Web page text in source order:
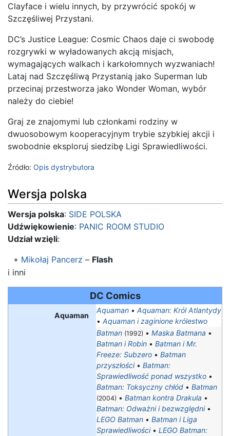
Clayface i wielu innych, by przywrócić spokój w
Szczęśliwej Przystani.
DC’s Justice League: Cosmic Chaos daje ci swobodę
rozgrywki w wyładowanych akcją misjach,
wymagających walkach i karkołomnych wyzwaniach!
Lataj nad Szczęśliwą Przystanią jako Superman lub
przecinaj przestworza jako Wonder Woman, wybór
należy do ciebie!
Graj ze znajomymi lub członkami rodziny w
dwuosobowym kooperacyjnym trybie szybkiej akcji i
swobodnie eksploruj siedzibę Ligi Sprawiedliwości.
Źródło: Opis dystrybutora
Wersja polska
Wersja polska: SIDE POLSKA
Udźwiękowienie: PANIC ROOM STUDIO
Udział wzięli:
Mikołaj Pancerz – Flash
i inni
DC Comics
Aquaman
Aquaman • Aquaman: Król Atlantydy
• Aquaman i zaginione królestwo
Batman (1992) • Maska Batmana •
Batman i Robin • Batman i Mr.
Freeze: Subzero • Batman
przyszłości• Batman:
Sprawiedliwość ponad wszystko •
Batman: Toksyczny chłód • Batman
(2004) • Batman kontra Drakula •
Batman: Odważni i bezwzględni•
LEGO Batman • Batman i Liga
Sprawiedliwości• LEGO Batman: